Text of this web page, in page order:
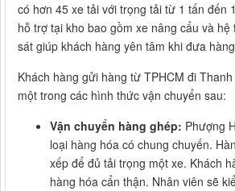
có hơn 45 xe tải với trọng tải từ 1 tấn đến
hỗ trợ tại kho bao gồm xe nâng cẩu và hệ
sát giúp khách hàng yên tâm khi đưa
Khách hàng gửi hàng từ TPHCM đi
một trong các hình thức vận chuyển sau:
Vận chuyển hàng ghép: Phượng
loại hàng hóa có chung chuyến.
xếp để đủ tải trọng một xe. Khách
hàng hóa cẩn thận. Nhân viên sẽ